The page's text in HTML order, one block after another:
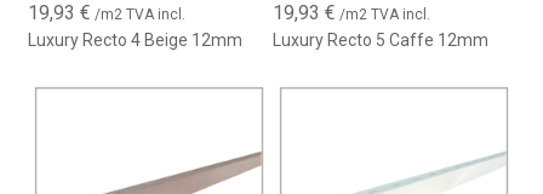
19,93€ /m2 TVA incl.
Luxury Recto 4 Beige 12mm
19,93 € /m2 TVA incl.
Luxury Recto 5 Caffe 12mm